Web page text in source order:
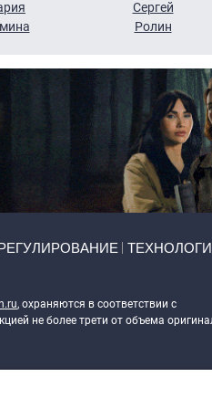
Сергей
Ролин
, охраняются в соответствии с
не более трети от объема